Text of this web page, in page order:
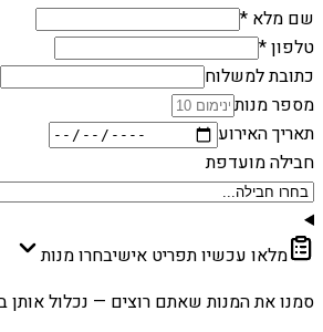
שם מלא *
טלפון *
כתובת למשלוח
מספר מנות
תאריך האירוע
חבילה מועדפת
מלאו עכשיו תפריט אישיבחרו מנות
סמנו את המנות שאתם רוצים — נכלול אותן